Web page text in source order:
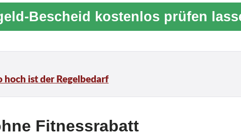
Bescheid kostenlos prüfen
hoch ist der Regelbedarf
Fitnessrabatt